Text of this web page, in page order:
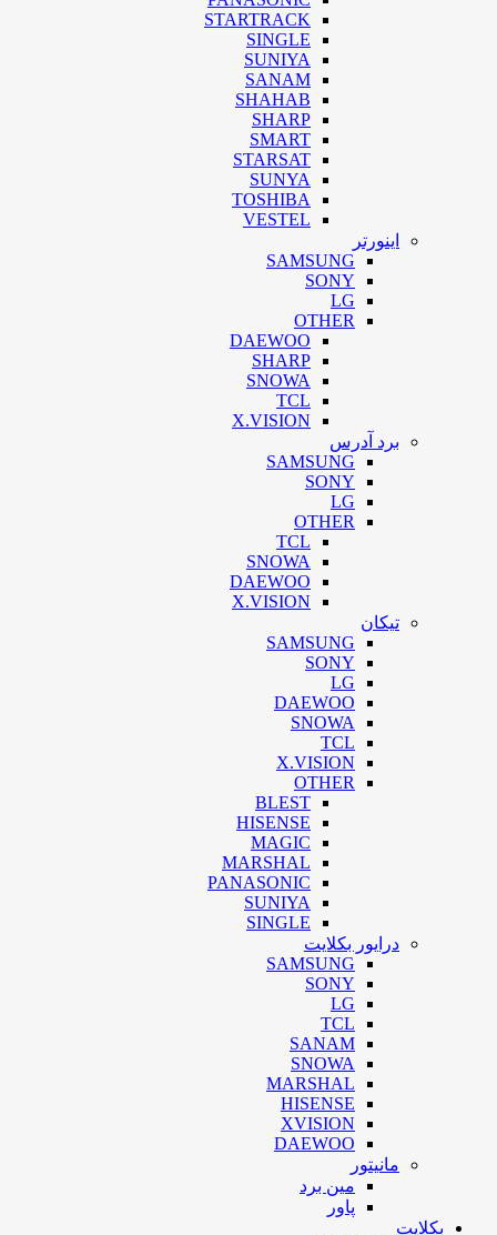
STARTRACK
SINGLE
SUNIYA
SANAM
SHAHAB
SHARP
SMART
STARSAT
SUNYA
TOSHIBA
VESTEL
اینورتر
SAMSUNG
SONY
LG
OTHER
DAEWOO
SHARP
SNOWA
TCL
X.VISION
برد آدرس
SAMSUNG
SONY
LG
OTHER
TCL
SNOWA
DAEWOO
X.VISION
تیکان
SAMSUNG
SONY
LG
DAEWOO
SNOWA
TCL
X.VISION
OTHER
BLEST
HISENSE
MAGIC
MARSHAL
PANASONIC
SUNIYA
SINGLE
درایور بکلایت
SAMSUNG
SONY
LG
TCL
SANAM
SNOWA
MARSHAL
HISENSE
XVISION
DAEWOO
مانیتور
مین برد
پاور
بکلایت